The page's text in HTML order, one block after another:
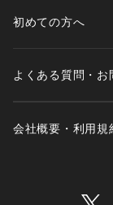
初めての方へ
よくある質問・お
会社概要・利用規